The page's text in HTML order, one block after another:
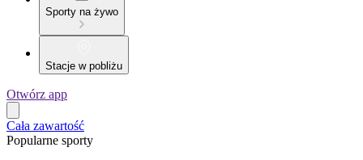
Sporty na żywo
Stacje w pobliżu
Otwórz app
Cała zawartość
Popularne sporty